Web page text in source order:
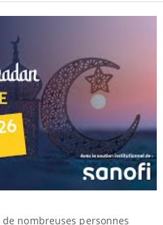
nombreuses personnes